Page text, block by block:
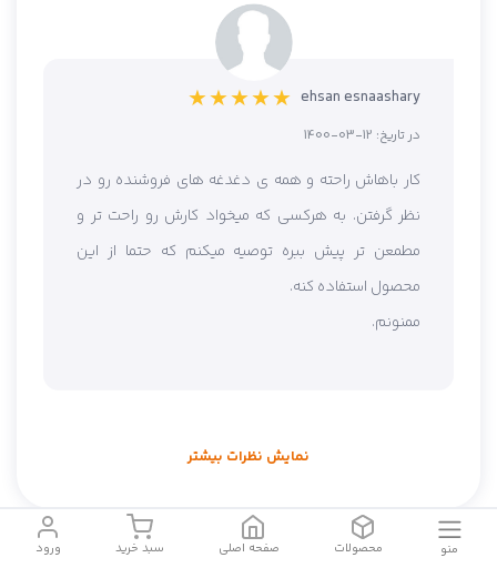
منو محصولات صفحه اصلی سبد خرید ورود
ehsan esnaashary
★ ★ ★ ★ ★
در تاریخ: 1400-03-12
کار باهاش راحته و همه ی دغدغه های فروشنده رو در
نظر گرفتن. به هرکسی که میخواد کارش رو راحت تر و
مطمعن تر پیش ببره توصیه میکنم که حتما از این
محصول استفاده کنه.
ممنونم.
نمایش نظرات بیشتر
مقالات مرتبط